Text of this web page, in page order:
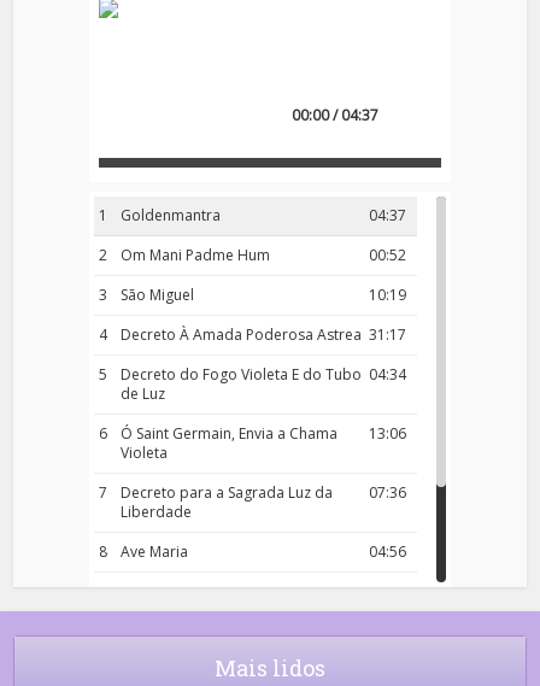
00:00 / 04:37
1 04:37
Goldenmantra
2
00:52
Om Mani Padme Hum
3
10:19
São Miguel
4
31:17
Decreto À Amada Poderosa Astrea
5
04:34
Decreto do Fogo Violeta E do Tubo
de Luz
6
13:06
Ó Saint Germain, Envia a Chama
Violeta
7
07:36
Decreto para a Sagrada Luz da
Liberdade
8
04:56
Ave Maria
9
18:00
Rosário da Criança
10
04:43
Decreto 50.03 – Diante da Vossa
Mais lidos